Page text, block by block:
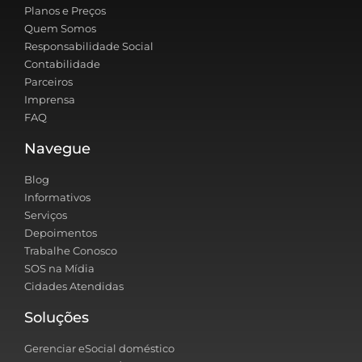
Planos e Preços
Quem Somos
Responsabilidade Social
Contabilidade
Parceiros
Imprensa
FAQ
Navegue
Blog
Informativos
Serviços
Depoimentos
Trabalhe Conosco
SOS na Mídia
Cidades Atendidas
Soluções
Gerenciar eSocial doméstico